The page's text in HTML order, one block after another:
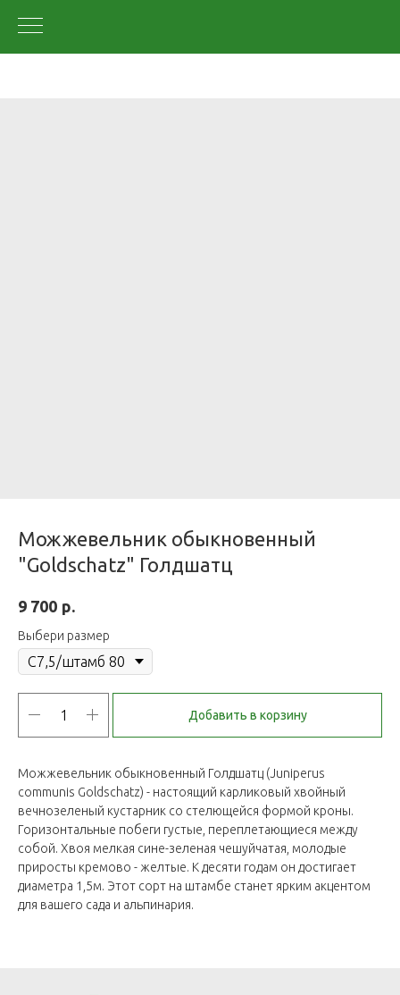
Можжевельник обыкновенный
"Goldschatz" Голдшатц
9 700 р.
Выбери размер
Добавить в корзину
Можжевельник обыкновенный Голдшатц (Juniperus
communis Goldschatz) - настоящий карликовый хвойный
вечнозеленый кустарник со стелющейся формой кроны.
Горизонтальные побеги густые, переплетающиеся между
собой. Хвоя мелкая сине-зеленая чешуйчатая, молодые
приросты кремово - желтые. К десяти годам он достигает
диаметра 1,5м. Этот сорт на штамбе станет ярким акцентом
для вашего сада и альпинария.